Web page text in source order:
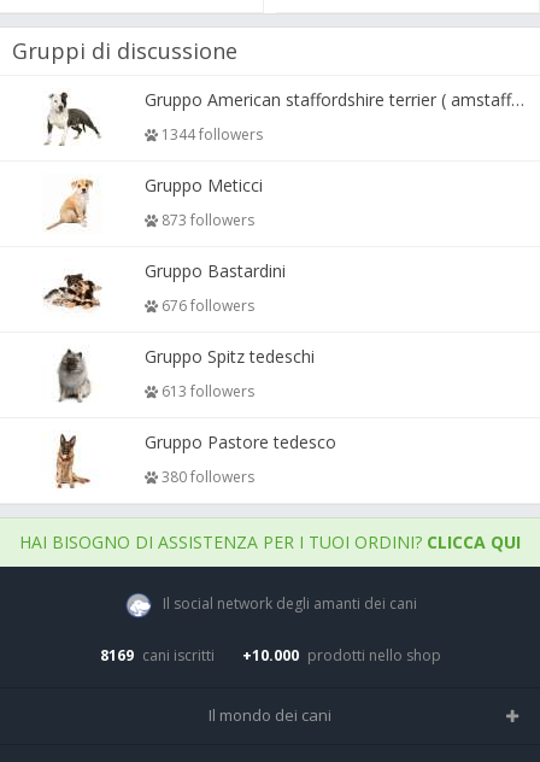
Gruppi di discussione
Gruppo American staffordshire terrier ( amstaff, amastaff )
1344 followers
Gruppo Meticci
873 followers
Gruppo Bastardini
676 followers
Gruppo Spitz tedeschi
613 followers
Gruppo Pastore tedesco
380 followers
HAI BISOGNO DI ASSISTENZA PER I TUOI ORDINI? CLICCA QUI
Il social network degli amanti dei cani
8169 cani iscritti +10.000 prodotti nello shop
Il mondo dei cani